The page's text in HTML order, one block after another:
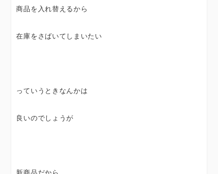
商品を入れ替えるから
在庫をさばいてしまいたい
っていうときなんかは
良いのでしょうが
新商品だから